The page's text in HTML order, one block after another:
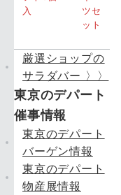
厳選ショップの
サラダバー 〉〉
東京のデパート
催事情報
東京のデパート
バーゲン情報
東京のデパート
物産展情報